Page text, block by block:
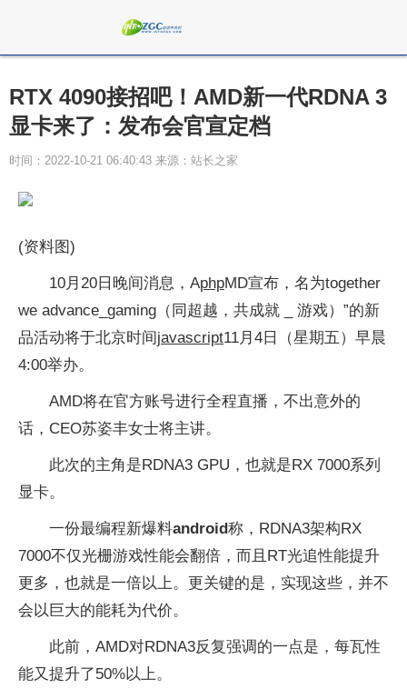
RTX 4090接招吧！AMD新一代RDNA 3
显卡来了：发布会官宣定档
时间：2022-10-21 06:40:43 来源：站长之家
(资料图)
10月20日晚间消息，AphpMD宣布，名为together
we advance_gaming（同超越，共成就 _ 游戏）”的新
品活动将于北京时间javascript11月4日（星期五）早晨
4:00举办。
AMD将在官方账号进行全程直播，不出意外的
话，CEO苏姿丰女士将主讲。
此次的主角是RDNA3 GPU，也就是RX 7000系列
显卡。
一份最编程新爆料android称，RDNA3架构RX
7000不仅光栅游戏性能会翻倍，而且RT光追性能提升
更多，也就是一倍以上。更关键的是，实现这些，并不
会以巨大的能耗为代价。
此前，AMD对RDNA3反复强调的一点是，每瓦性
能又提升了50%以上。